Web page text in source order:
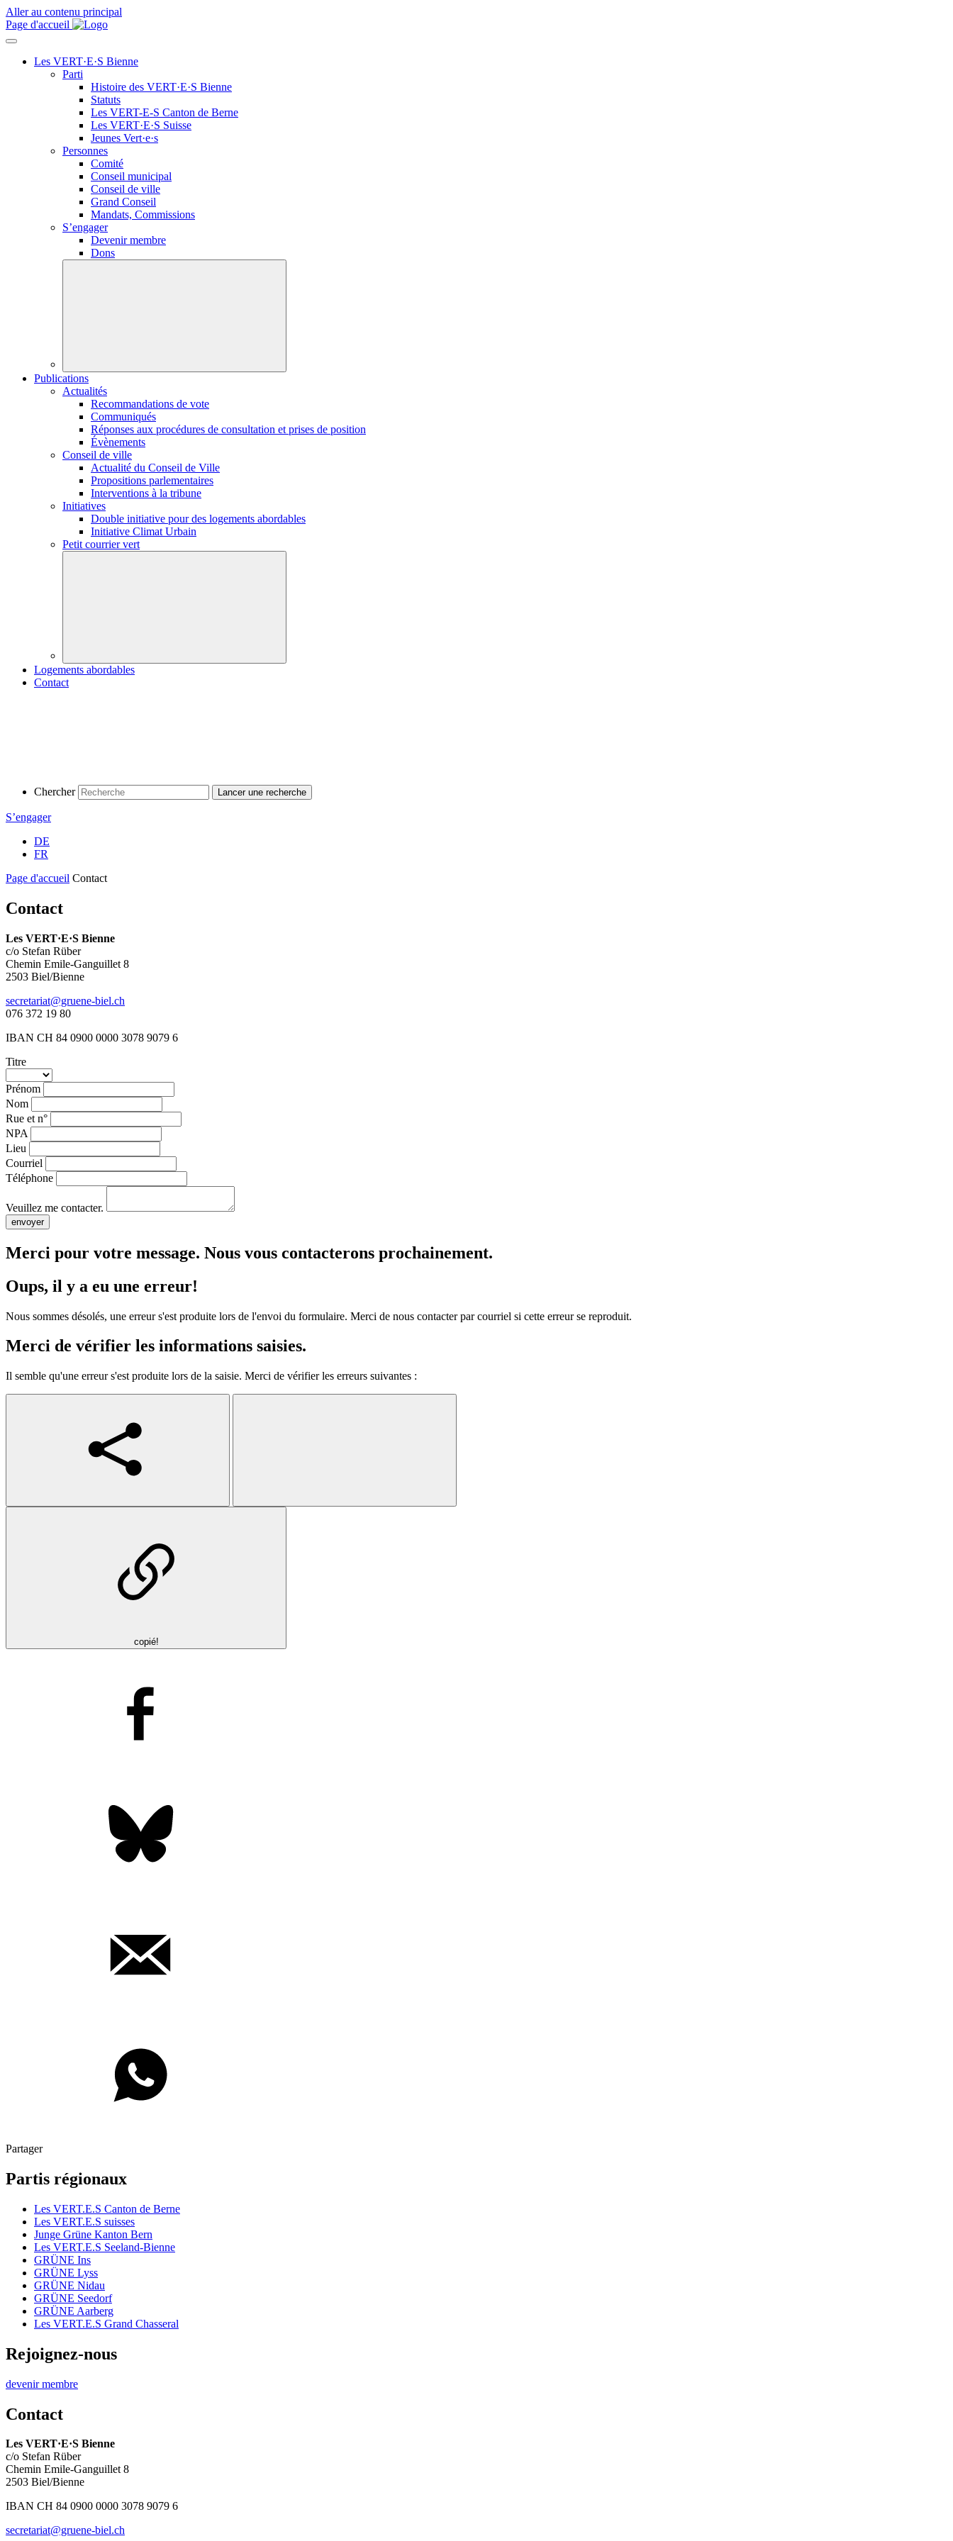
Aller au contenu principal
Page d'accueil
Les VERT·E·S Bienne
Parti
Histoire des VERT·E·S Bienne
Statuts
Les VERT-E-S Canton de Berne
Les VERT·E·S Suisse
Jeunes Vert·e·s
Personnes
Comité
Conseil municipal
Conseil de ville
Grand Conseil
Mandats, Commissions
S’engager
Devenir membre
Dons
Publications
Actualités
Recommandations de vote
Communiqués
Réponses aux procédures de consultation et prises de position
Évènements
Conseil de ville
Actualité du Conseil de Ville
Propositions parlementaires
Interventions à la tribune
Initiatives
Double initiative pour des logements abordables
Initiative Climat Urbain
Petit courrier vert
Logements abordables
Contact
Chercher
S’engager
DE
FR
Page d'accueil Contact
Contact
Les VERT·E·S Bienne
c/o Stefan Rüber
Chemin Emile-Ganguillet 8
2503 Biel/Bienne
secretariat@gruene-biel.ch
076 372 19 80
IBAN CH 84 0900 0000 3078 9079 6
Titre
Prénom
Nom
Rue et n°
NPA
Lieu
Courriel
Téléphone
Veuillez me contacter.
envoyer
Merci pour votre message. Nous vous contacterons prochainement.
Oups, il y a eu une erreur!
Nous sommes désolés, une erreur s'est produite lors de l'envoi du formulaire. Merci de nous contacter par courriel si cette erreur se reproduit.
Merci de vérifier les informations saisies.
Il semble qu'une erreur s'est produite lors de la saisie. Merci de vérifier les erreurs suivantes :
copié!
Partager
Partis régionaux
Les VERT.E.S Canton de Berne
Les VERT.E.S suisses
Junge Grüne Kanton Bern
Les VERT.E.S Seeland-Bienne
GRÜNE Ins
GRÜNE Lyss
GRÜNE Nidau
GRÜNE Seedorf
GRÜNE Aarberg
Les VERT.E.S Grand Chasseral
Rejoignez-nous
devenir membre
Contact
Les VERT·E·S Bienne
c/o Stefan Rüber
Chemin Emile-Ganguillet 8
2503 Biel/Bienne
IBAN CH 84 0900 0000 3078 9079 6
secretariat@gruene-biel.ch